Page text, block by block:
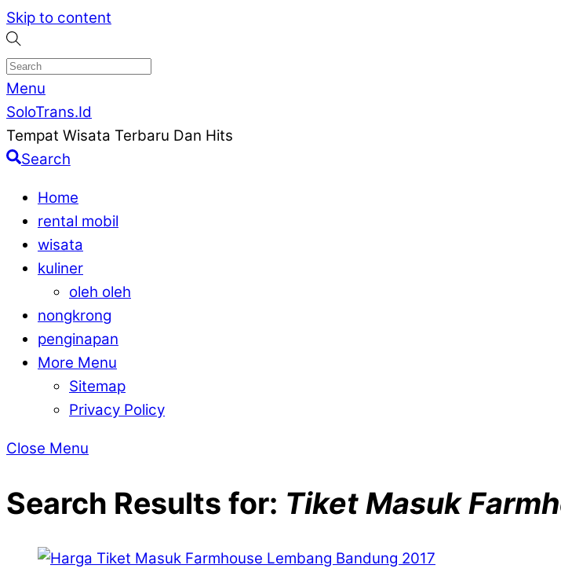
Skip to content
Menu
SoloTrans.Id
Tempat Wisata Terbaru Dan Hits
Search
Home
rental mobil
wisata
kuliner
oleh oleh
nongkrong
penginapan
More Menu
Sitemap
Privacy Policy
Close Menu
Search Results for: Tiket Masuk